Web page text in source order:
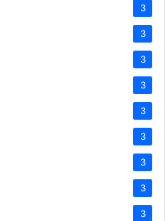
3
3
3
3
3
3
3
3
3